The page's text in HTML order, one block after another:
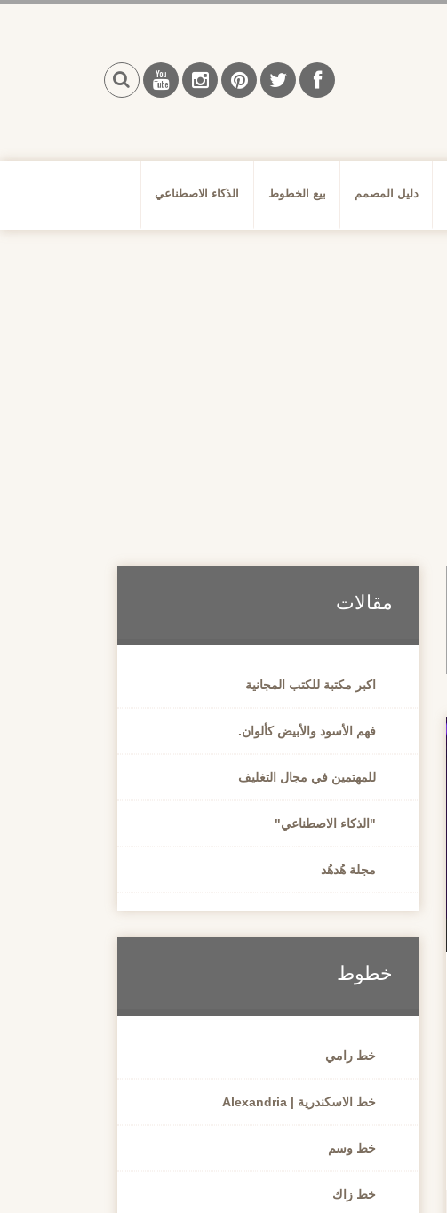
دليل المصمم بيع الخطوط الذكاء الاصطناعي
مقالات
اكبر مكتبة للكتب المجانية
فهم الأسود والأبيض كألوان.
للمهتمين في مجال التغليف
"الذكاء الاصطناعي"
مجلة هُدهُد
خطوط
خط رامي
خط الاسكندرية | Alexandria
خط وسم
خط زاك